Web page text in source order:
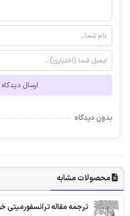
ارسال دیدگاه
بدون دیدگاه
محصولات مشابه
ترجمه مقاله